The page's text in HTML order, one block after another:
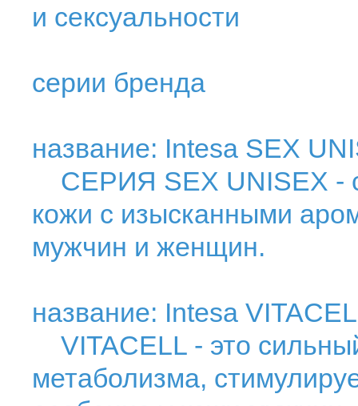
и сексуальности
серии бренда
название: Intesa SEX
СЕРИЯ SEX UNISEX -
кожи с изысканными
мужчин и женщин.
название: Intesa
VITACELL - это
метаболизма,